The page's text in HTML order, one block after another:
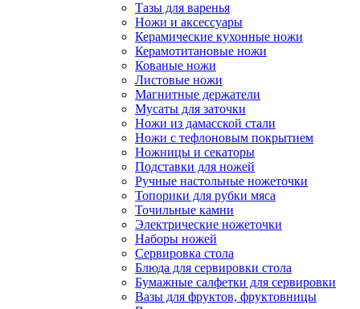
Тазы для варенья
Ножи и аксессуары
Керамические кухонные ножи
Керамотитановые ножи
Кованые ножи
Листовые ножи
Магнитные держатели
Мусаты для заточки
Ножи из дамасской стали
Ножи с тефлоновым покрытием
Ножницы и секаторы
Подставки для ножей
Ручные настольные ножеточки
Топорики для рубки мяса
Точильные камни
Электрические ножеточки
Наборы ножей
Сервировка стола
Блюда для сервировки стола
Бумажные салфетки для сервировки
Вазы для фруктов, фруктовницы